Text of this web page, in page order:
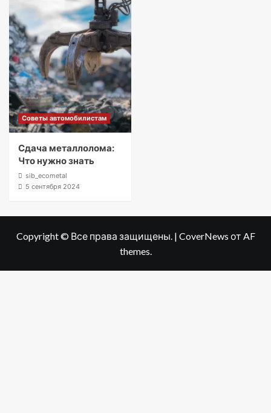
Советы автомобилистам
Сдача металлолома:
Что нужно знать
sib_ecometal
5 сентября 2024
Copyright © Все права защищены. | CoverNews от AF
themes.